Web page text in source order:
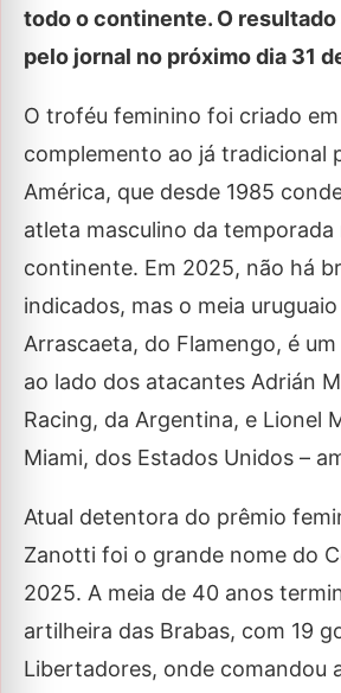
todo o continente. O
pelo jornal no próximo dia 31
O troféu feminino foi criado em
complemento ao já tradicional
América, que desde 1985
atleta masculino da
continente. Em 2025, não há
indicados, mas o meia
Arrascaeta, do Flamengo, é
ao lado dos atacantes Adrián
Racing, da Argentina, e Lionel
Miami, dos Estados Unidos –
Atual detentora do prêmio
Zanotti foi o grande nome do
2025. A meia de 40 anos
artilheira das Brabas, com 19
Libertadores, onde comandou